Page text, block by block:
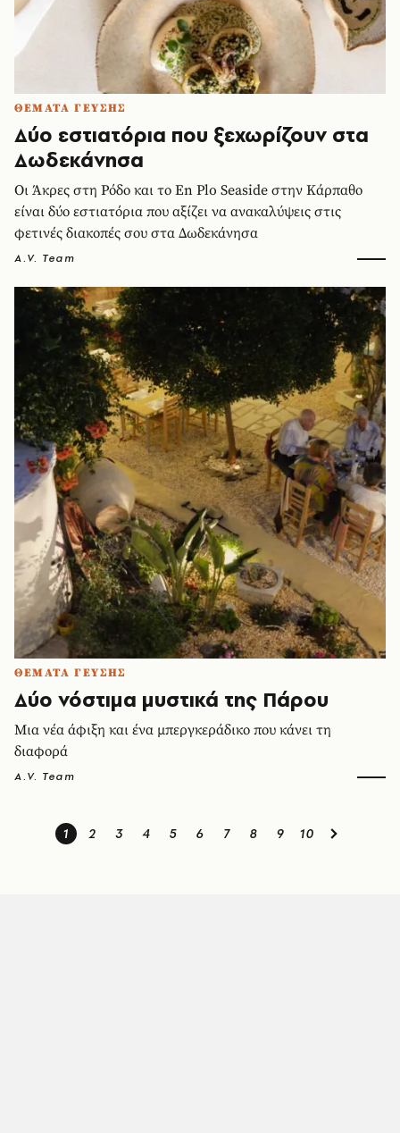
ΘΕΜΑΤΑ ΓΕΥΣΗΣ
Δύο εστιατόρια που ξεχωρίζουν στα
Δωδεκάνησα
Οι Άκρες στη Ρόδο και το En Plo Seaside στην Κάρπαθο
είναι δύο εστιατόρια που αξίζει να ανακαλύψεις στις
φετινές διακοπές σου στα Δωδεκάνησα
A.V. Team
ΘΕΜΑΤΑ ΓΕΥΣΗΣ
Δύο νόστιμα μυστικά της Πάρου
Μια νέα άφιξη και ένα μπεργκεράδικο που κάνει τη
διαφορά
A.V. Team
1 2 3 4 5 6 7 8 9 10